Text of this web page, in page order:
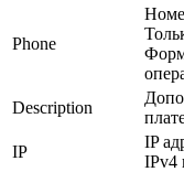
Phone
Description
IP
IP
IPv4